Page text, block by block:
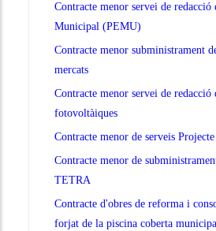
Contracte menor servei de redacció
Municipal (PEMU)
Contracte menor subministrament
mercats
Contracte menor servei de redacció
fotovoltàiques
Contracte menor de serveis
Contracte menor de
TETRA
Contracte d'obres de reforma i
forjat de la piscina coberta